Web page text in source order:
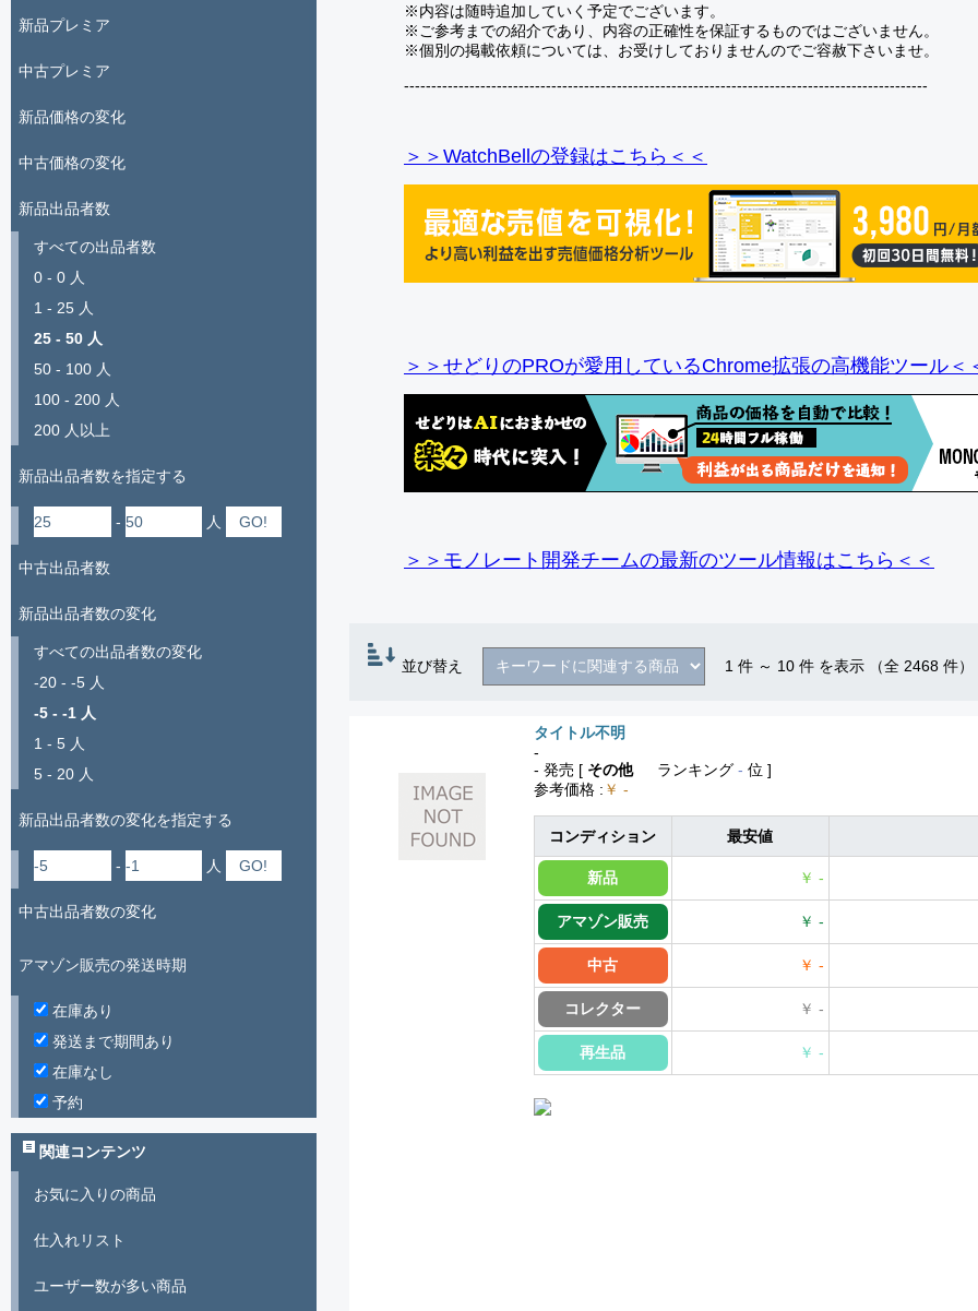
※内容は随時追加していく予定でございます。
※ご参考までの紹介であり、内容の正確性を保証するものではございません。
※個別の掲載依頼については、お受けしておりませんのでご容赦下さいませ。
------------------------------------------------------------------------------------------------
＞＞WatchBellの登録はこちら＜＜
＞＞せどりのPROが愛用しているChrome拡張の高機能ツール＜
＞＞モノレート開発チームの最新のツール情報はこちら＜＜
並び替え 1 件 ～ 10 件 を表示 （全 2468 件）
タイトル不明
-
- 発売 [ その他 ランキング - 位 ]
参考価格 : ￥ -
コンディション 最安値
新品 ￥ -
アマゾン販売 ￥ -
中古 ￥ -
コレクター ￥ -
再生品 ￥ -
新品プレミア
中古プレミア
新品価格の変化
中古価格の変化
新品出品者数
すべての出品者数
0 - 0 人
1 - 25 人
25 - 50 人
50 - 100 人
100 - 200 人
200 人以上
新品出品者数を指定する
- 人
中古出品者数
新品出品者数の変化
すべての出品者数の変化
-20 - -5 人
-5 - -1 人
1 - 5 人
5 - 20 人
新品出品者数の変化を指定する
- 人
中古出品者数の変化
アマゾン販売の発送時期
在庫あり
発送まで期間あり
在庫なし
予約
関連コンテンツ
お気に入りの商品
仕入れリスト
ユーザー数が多い商品